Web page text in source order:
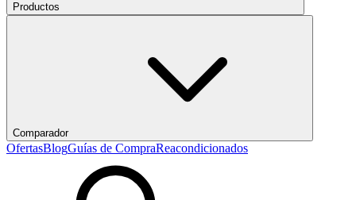
Productos
Comparador
OfertasBlogGuías de CompraReacondicionados